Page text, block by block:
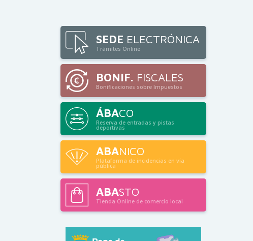
SEDE ELECTRÓNICA
Trámites Online
BONIF. FISCALES
Bonificaciones sobre Impuestos
ÁBACO
Reserva de entradas y pistas
deportivas
ABANICO
Plataforma de incidencias en vía
pública
ABASTO
Tienda Online de comercio local